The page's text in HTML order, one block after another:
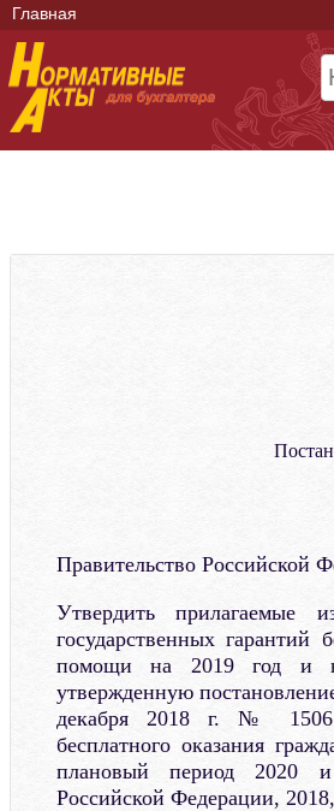
Главная
Правительство Российской
Утвердить прилагаемые
государственных гарантий
помощи на 2019 год и
утвержденную
декабря 2018 г. № 1506
бесплатного оказания
плановый период 2020 и
Российской Федерации,